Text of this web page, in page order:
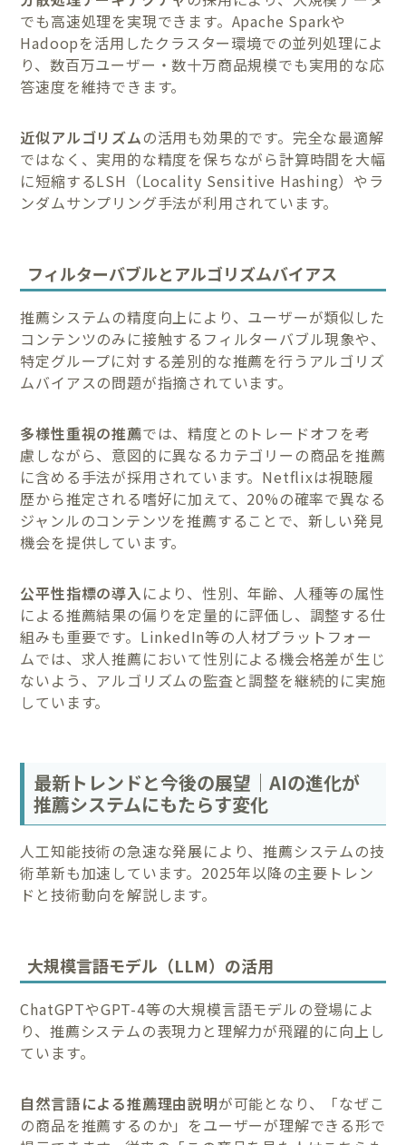
でも高速処理を実現できます。Apache Sparkや
Hadoopを活用したクラスター環境での並列処理によ
り、数百万ユーザー・数十万商品規模でも実用的な応
答速度を維持できます。
近似アルゴリズムの活用も効果的です。完全な最適解
ではなく、実用的な精度を保ちながら計算時間を大幅
に短縮するLSH（Locality Sensitive Hashing）やラ
ンダムサンプリング手法が利用されています。
フィルターバブルとアルゴリズムバイアス
推薦システムの精度向上により、ユーザーが類似した
コンテンツのみに接触するフィルターバブル現象や、
特定グループに対する差別的な推薦を行うアルゴリズ
ムバイアスの問題が指摘されています。
多様性重視の推薦では、精度とのトレードオフを考
慮しながら、意図的に異なるカテゴリーの商品を推薦
に含める手法が採用されています。Netflixは視聴履
歴から推定される嗜好に加えて、20%の確率で異なる
ジャンルのコンテンツを推薦することで、新しい発見
機会を提供しています。
公平性指標の導入により、性別、年齢、人種等の属性
による推薦結果の偏りを定量的に評価し、調整する仕
組みも重要です。LinkedIn等の人材プラットフォー
ムでは、求人推薦において性別による機会格差が生じ
ないよう、アルゴリズムの監査と調整を継続的に実施
しています。
最新トレンドと今後の展望｜AIの進化が
推薦システムにもたらす変化
人工知能技術の急速な発展により、推薦システムの技
術革新も加速しています。2025年以降の主要トレン
ドと技術動向を解説します。
大規模言語モデル（LLM）の活用
ChatGPTやGPT-4等の大規模言語モデルの登場によ
り、推薦システムの表現力と理解力が飛躍的に向上し
ています。
自然言語による推薦理由説明が可能となり、「なぜこ
の商品を推薦するのか」をユーザーが理解できる形で